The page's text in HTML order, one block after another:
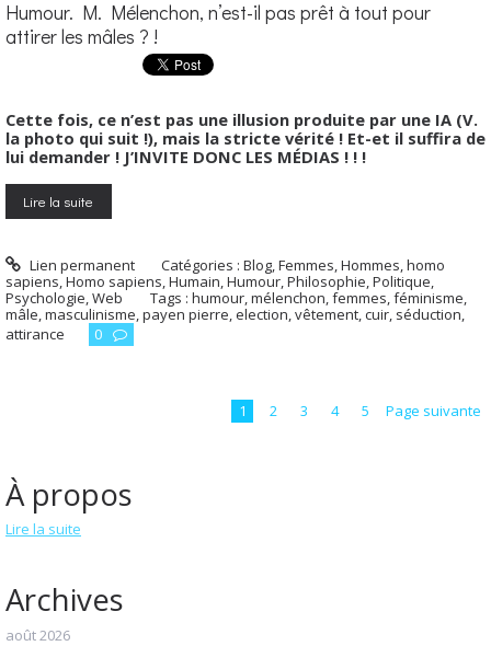
Humour. M. Mélenchon, n’est-il pas prêt à tout pour
attirer les mâles ? !
Cette fois, ce n’est pas une illusion produite par une IA (V.
la photo qui suit !), mais la stricte vérité ! Et-et il suffira de
lui demander ! J’INVITE DONC LES MÉDIAS ! ! !
Lire la suite
Lien permanent Catégories :Blog,Femmes,Hommes, homo
sapiens,Homo sapiens,Humain,Humour,Philosophie,Politique,
Psychologie,Web Tags : humour,mélenchon,femmes,féminisme,
mâle,masculinisme,payen pierre,election,vêtement,cuir, séduction,
attirance
0
1 2 3 4 5 Page suivante
À propos
Lire la suite
Archives
août 2026